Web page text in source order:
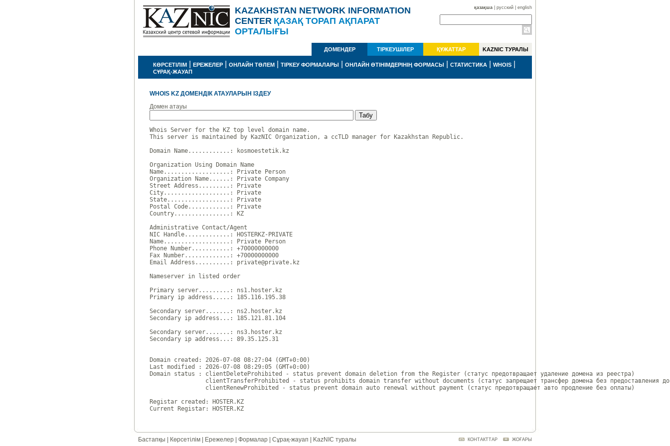
KAZAKHSTAN NETWORK INFORMATION
CENTER ҚАЗАҚ ТОРАП АҚПАРАТ
ОРТАЛЫҒЫ
қазақша русский english
ДОМЕНДЕР ТІРКЕУШІЛЕР ҚҰЖАТТАР KAZNIC ТУРАЛЫ
КӨРСЕТІЛІМ ЕРЕЖЕЛЕР ОНЛАЙН ТӨЛЕМ ТІРКЕУ ФОРМАЛАРЫ ОНЛАЙН ӨТІНІМДЕРІНІҢ ФОРМАСЫ СТАТИСТИКА WHOIS
СҰРАҚ-ЖАУАП
WHOIS KZ ДОМЕНДІК АТАУЛАРЫН ІЗДЕУ
Домен атауы
Whois Server for the KZ top level domain name.
This server is maintained by KazNIC Organization, a ccTLD manager for Kazakhstan Republic.
Domain Name............: kosmoestetik.kz
Organization Using Domain Name
Name...................: Private Person
Organization Name......: Private Company
Street Address.........: Private
City...................: Private
State..................: Private
Postal Code............: Private
Country................: KZ
Administrative Contact/Agent
NIC Handle.............: HOSTERKZ-PRIVATE
Name...................: Private Person
Phone Number...........: +70000000000
Fax Number.............: +70000000000
Email Address..........: private@private.kz
Nameserver in listed order
Primary server.........: ns1.hoster.kz
Primary ip address.....: 185.116.195.38
Secondary server.......: ns2.hoster.kz
Secondary ip address...: 185.121.81.104
Secondary server.......: ns3.hoster.kz
Secondary ip address...: 89.35.125.31
Domain created: 2026-07-08 08:27:04 (GMT+0:00)
Last modified : 2026-07-08 08:29:05 (GMT+0:00)
Domain status : clientDeleteProhibited - status prevent domain deletion from the Register (статус предотвращает удаление домена из реестра)
clientTransferProhibited - status prohibits domain transfer without documents (статус запрещает трансфер домена без предоставления
                clientRenewProhibited - status prevent domain auto renewal without payment (статус предотвращает авто продление без оплаты)
Registar created: HOSTER.KZ
Бастапқы Көрсетілім Ережелер Формалар Сұрақ-жауап KazNIC туралы КОНТАКТТАР ЖОҒАРЫ